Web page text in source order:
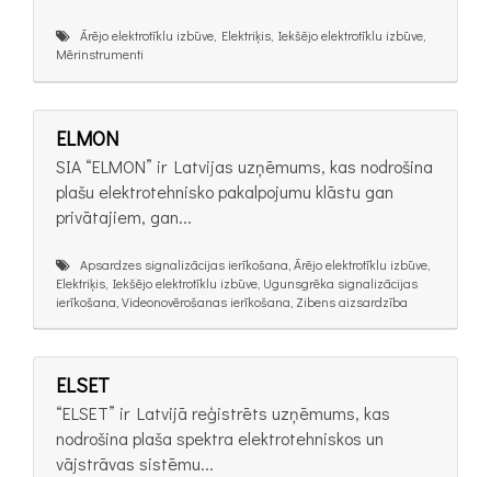
Ārējo elektrotīklu izbūve, Elektriķis, Iekšējo elektrotīklu izbūve,
Mērinstrumenti
ELMON
SIA “ELMON” ir Latvijas uzņēmums, kas nodrošina
plašu elektrotehnisko pakalpojumu klāstu gan
privātajiem, gan...
Apsardzes signalizācijas ierīkošana, Ārējo elektrotīklu izbūve,
Elektriķis, Iekšējo elektrotīklu izbūve, Ugunsgrēka signalizācijas
ierīkošana, Videonovērošanas ierīkošana, Zibens aizsardzība
ELSET
“ELSET” ir Latvijā reģistrēts uzņēmums, kas
nodrošina plaša spektra elektrotehniskos un
vājstrāvas sistēmu...